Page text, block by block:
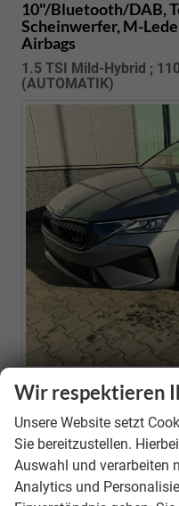
10"/Bluetooth/DAB,
Scheinwerfer, M-
Airbags
1.5 TSI Mild-Hybrid ;
(AUTOMATIK)
Neuwagen
Fahrzeugnr.
Motor
1.5 TSI Mild-
Getriebe
Wir respektieren
Unsere Website setzt
Sie bereitzustellen.
Auswahl und verarbeiten
Analytics und